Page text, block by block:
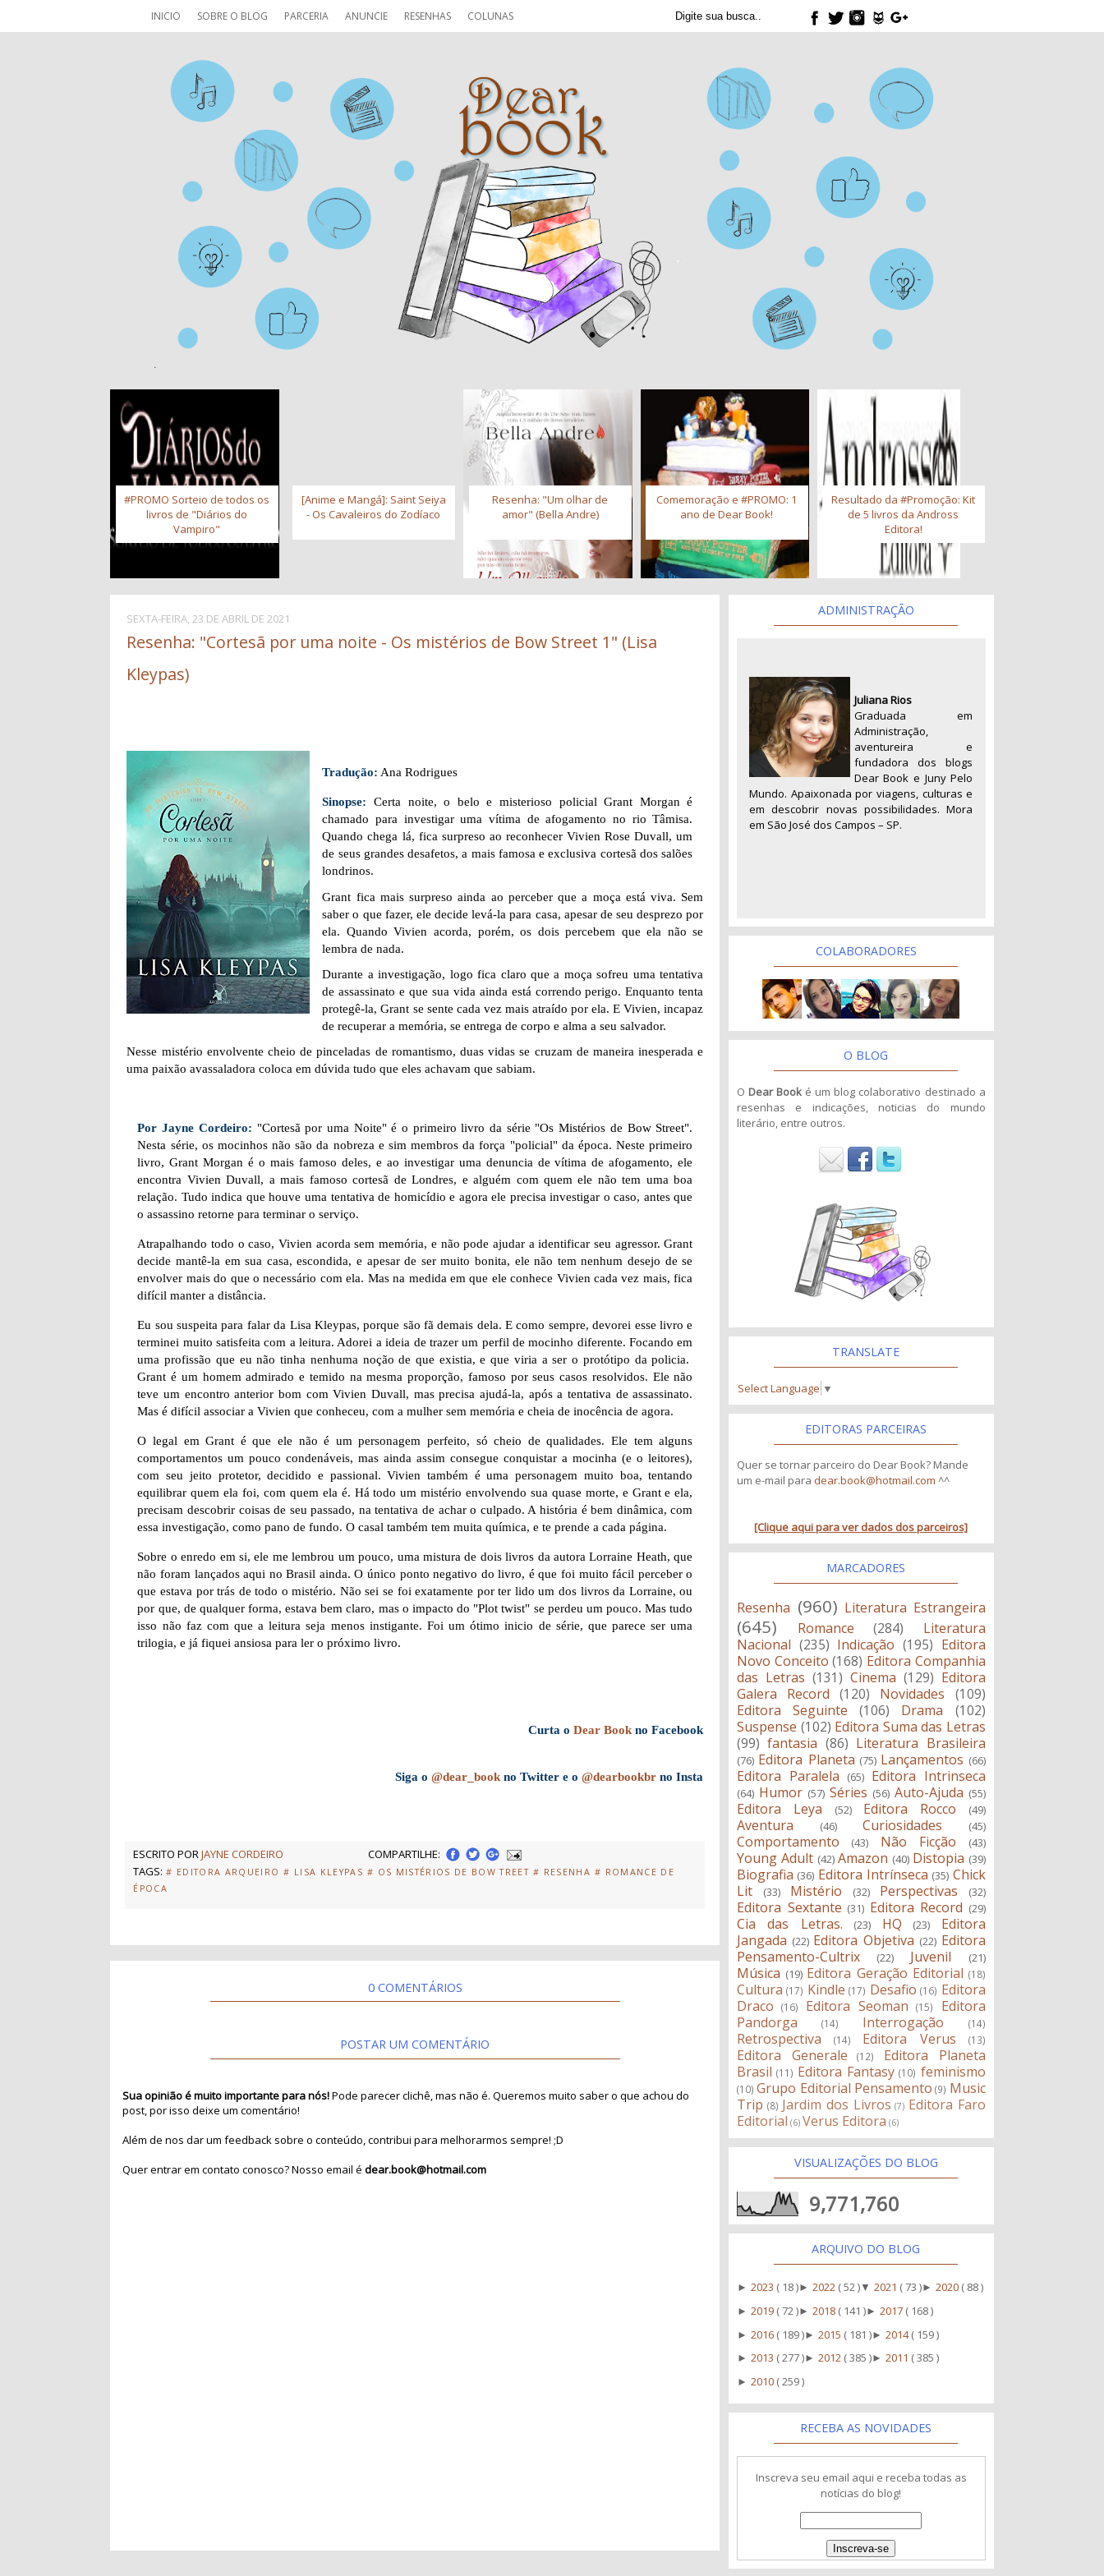
INICIO SOBRE O BLOG PARCERIA ANUNCIE RESENHAS COLUNAS
#PROMO Sorteio de todos os
livros de "Diários do
Vampiro"
[Anime e Mangá]: Saint Seiya
- Os Cavaleiros do Zodíaco
Resenha: "Um olhar de
amor" (Bella Andre)
Comemoração e #PROMO: 1
ano de Dear Book!
Resultado da #Promoção: Kit
de 5 livros da Andross
Editora!
SEXTA-FEIRA, 23 DE ABRIL DE 2021
Resenha: "Cortesã por uma noite - Os mistérios de Bow Street 1" (Lisa
Kleypas)
Tradução: Ana Rodrigues
Sinopse: Certa noite, o belo e misterioso policial Grant Morgan é
chamado para investigar uma vítima de afogamento no rio Tâmisa.
Quando chega lá, fica surpreso ao reconhecer Vivien Rose Duvall, um
de seus grandes desafetos, a mais famosa e exclusiva cortesã dos salões
londrinos.
Grant fica mais surpreso ainda ao perceber que a moça está viva. Sem
saber o que fazer, ele decide levá-la para casa, apesar de seu desprezo por
ela. Quando Vivien acorda, porém, os dois percebem que ela não se
lembra de nada.
Durante a investigação, logo fica claro que a moça sofreu uma tentativa
de assassinato e que sua vida ainda está correndo perigo. Enquanto tenta
protegê-la, Grant se sente cada vez mais atraído por ela. E Vivien, incapaz
de recuperar a memória, se entrega de corpo e alma a seu salvador.
Nesse mistério envolvente cheio de pinceladas de romantismo, duas vidas se cruzam de maneira inesperada e
uma paixão avassaladora coloca em dúvida tudo que eles achavam que sabiam.
Por Jayne Cordeiro: "Cortesã por uma Noite" é o primeiro livro da série "Os Mistérios de Bow Street".
Nesta série, os mocinhos não são da nobreza e sim membros da força "policial" da época. Neste primeiro
livro, Grant Morgan é o mais famoso deles, e ao investigar uma denuncia de vítima de afogamento, ele
encontra Vivien Duvall, a mais famoso cortesã de Londres, e alguém com quem ele não tem uma boa
relação. Tudo indica que houve uma tentativa de homicídio e agora ele precisa investigar o caso, antes que
o assassino retorne para terminar o serviço.
Atrapalhando todo o caso, Vivien acorda sem memória, e não pode ajudar a identificar seu agressor. Grant
decide mantê-la em sua casa, escondida, e apesar de ser muito bonita, ele não tem nenhum desejo de se
envolver mais do que o necessário com ela. Mas na medida em que ele conhece Vivien cada vez mais, fica
difícil manter a distância.
Eu sou suspeita para falar da Lisa Kleypas, porque são fã demais dela. E como sempre, devorei esse livro e
terminei muito satisfeita com a leitura. Adorei a ideia de trazer um perfil de mocinho diferente. Focando em
uma profissão que eu não tinha nenhuma noção de que existia, e que viria a ser o protótipo da policia.
Grant é um homem admirado e temido na mesma proporção, famoso por seus casos resolvidos. Ele não
teve um encontro anterior bom com Vivien Duvall, mas precisa ajudá-la, após a tentativa de assassinato.
Mas é difícil associar a Vivien que conheceu, com a mulher sem memória e cheia de inocência de agora.
O legal em Grant é que ele não é um personagem perfeito, só cheio de qualidades. Ele tem alguns
comportamentos um pouco condenáveis, mas ainda assim consegue conquistar a mocinha (e o leitores),
com seu jeito protetor, decidido e passional. Vivien também é uma personagem muito boa, tentando
equilibrar quem ela foi, com quem ela é. Há todo um mistério envolvendo sua quase morte, e Grant e ela,
precisam descobrir coisas de seu passado, na tentativa de achar o culpado. A história é bem dinâmica, com
essa investigação, como pano de fundo. O casal também tem muita química, e te prende a cada página.
Sobre o enredo em si, ele me lembrou um pouco, uma mistura de dois livros da autora Lorraine Heath, que
não foram lançados aqui no Brasil ainda. O único ponto negativo do livro, é que foi muito fácil perceber o
que estava por trás de todo o mistério. Não sei se foi exatamente por ter lido um dos livros da Lorraine, ou
por que, de qualquer forma, estava bem claro, mas o impacto do "Plot twist" se perdeu um pouco. Mas tudo
isso não faz com que a leitura seja menos instigante. Foi um ótimo inicio de série, que parece ser uma
trilogia, e já fiquei ansiosa para ler o próximo livro.
Curta oDear Book no Facebook
Siga o@dear_book no Twitter e o@dearbookbr no Insta
ESCRITO PORJAYNE CORDEIRO
COMPARTILHE:
TAGS: # EDITORA ARQUEIRO # LISA KLEYPAS # OS MISTÉRIOS DE BOW TREET # RESENHA # ROMANCE DE
ÉPOCA
0 COMENTÁRIOS
POSTAR UM COMENTÁRIO
Sua opinião é muito importante para nós!Pode parecer clichê, mas não é. Queremos muito saber o que achou do
post, por isso deixe um comentário!
Além de nos dar um feedback sobre o conteúdo, contribui para melhorarmos sempre! ;D
Quer entrar em contato conosco? Nosso email édear.book@hotmail.com
ADMINISTRAÇÃO
Juliana Rios
Graduada em
Administração,
aventureira e
fundadora dos blogs
Dear Book e Juny Pelo
Mundo. Apaixonada por viagens, culturas e
em descobrir novas possibilidades. Mora
em São José dos Campos – SP.
COLABORADORES
O BLOG
O Dear Book é um blog colaborativo destinado a
resenhas e indicações, noticias do mundo
literário, entre outros.
TRANSLATE
Select Language ▼
EDITORAS PARCEIRAS
Quer se tornar parceiro do Dear Book? Mande
um e-mail para dear.book@hotmail.com ^^
[Clique aqui para ver dados dos parceiros]
MARCADORES
Resenha (960) Literatura Estrangeira
(645) Romance (284)
Literatura
Nacional (235) Indicação (195) Editora
Novo Conceito (168) Editora Companhia
das Letras (131) Cinema (129) Editora
Galera Record
(120) Novidades
(109)
Editora Seguinte
(106) Drama
(102)
Suspense (102) Editora Suma das Letras
(99) fantasia (86) Literatura Brasileira
(76) Editora Planeta (75) Lançamentos (66)
Editora Paralela (65) Editora Intrinseca
(64) Humor (57) Séries (56) Auto-Ajuda (55)
Editora Leya (52) Editora Rocco (49)
Aventura (46) Curiosidades (45)
Comportamento (43) Não Ficção (43)
Young Adult (42) Amazon (40) Distopia (39)
Biografia (36) Editora Intrínseca (35) Chick
Lit
(33) Mistério (32) Perspectivas (32)
Editora Sextante (31) Editora Record (29)
Cia das Letras. (23) HQ (23)
Editora
Jangada (22) Editora Objetiva (22) Editora
Pensamento-Cultrix
(22) Juvenil (21)
Música (19) Editora Geração Editorial (18)
Cultura (17) Kindle (17) Desafio (16) Editora
Draco
(16) Editora Seoman (15)
Editora
Pandorga
(14) Interrogação (14)
Retrospectiva (14) Editora Verus (13)
Editora Generale (12)
Editora Planeta
Brasil (11) Editora Fantasy (10) feminismo
(10) Grupo Editorial Pensamento (9) Music
Trip (8) Jardim dos Livros (7) Editora Faro
Editorial (6) Verus Editora (6)
VISUALIZAÇÕES DO BLOG
9,771,760
ARQUIVO DO BLOG
►2023 ( 18 )►2022 ( 52 ) ▼2021 ( 73 )►2020 ( 88 )
►2019 ( 72 )►2018 ( 141 )►2017 ( 168 )
►2016 ( 189 )►2015 ( 181 )►2014( 159 )
►2013 ( 277 )►2012 ( 385 )►2011 ( 385 )
►2010 ( 259 )
RECEBA AS NOVIDADES
Inscreva seu email aqui e receba todas as
notícias do blog!